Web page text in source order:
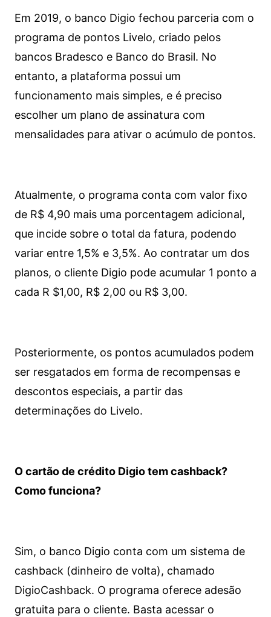
Em 2019, o banco Digio fechou parceria com o
programa de pontos Livelo, criado pelos
bancos Bradesco e Banco do Brasil. No
entanto, a plataforma possui um
funcionamento mais simples, e é preciso
escolher um plano de assinatura com
mensalidades para ativar o acúmulo de pontos.
Atualmente, o programa conta com valor fixo
de R$ 4,90 mais uma porcentagem adicional,
que incide sobre o total da fatura, podendo
variar entre 1,5% e 3,5%. Ao contratar um dos
planos, o cliente Digio pode acumular 1 ponto a
cada R $1,00, R$ 2,00 ou R$ 3,00.
Posteriormente, os pontos acumulados podem
ser resgatados em forma de recompensas e
descontos especiais, a partir das
determinações do Livelo.
O cartão de crédito Digio tem cashback?
Como funciona?
Sim, o banco Digio conta com um sistema de
cashback (dinheiro de volta), chamado
DigioCashback. O programa oferece adesão
gratuita para o cliente. Basta acessar o